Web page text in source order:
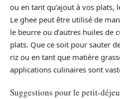
ou en tant qu’ajout à vos plats,
Le ghee peut être utilisé de
le beurre ou d’autres huiles de
plats. Que ce soit pour sauter
riz ou en tant que matière
applications culinaires sont
Suggestions pour le petit-